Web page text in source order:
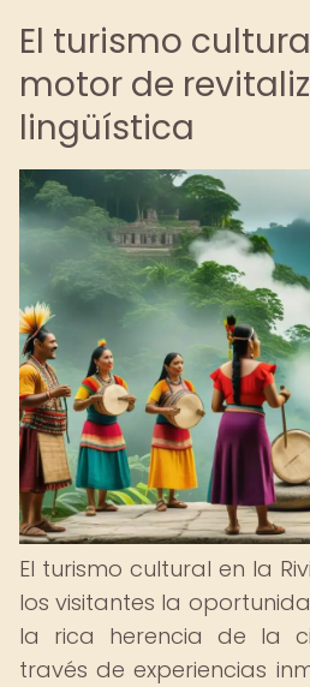
El turismo
motor de
lingüística
El turismo cultural en la
los visitantes la
la rica herencia de la
través de experiencias